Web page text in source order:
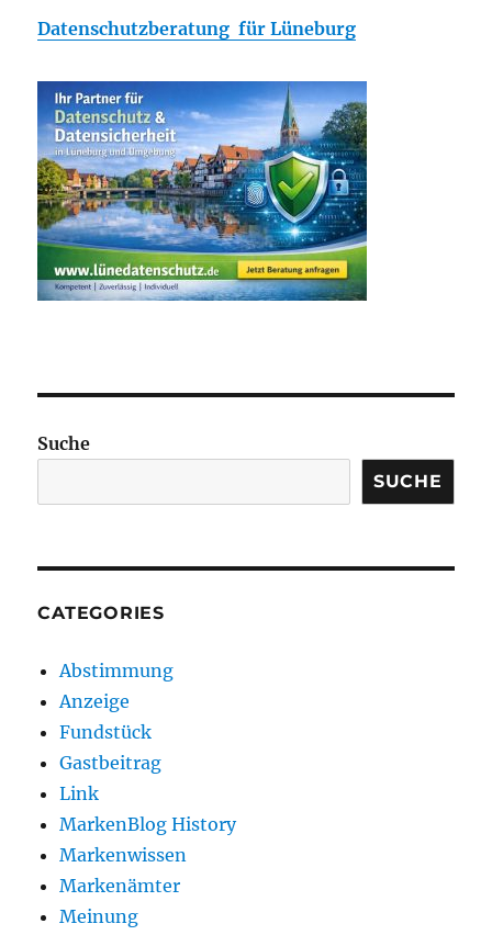
Datenschutzberatung für Lüneburg
Suche
SUCHE
CATEGORIES
Abstimmung
Anzeige
Fundstück
Gastbeitrag
Link
MarkenBlog History
Markenwissen
Markenämter
Meinung